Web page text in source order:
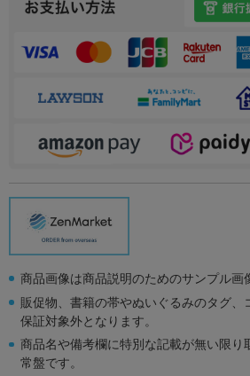
商品画像は商品説明のためのサンプル画
販促物、書籍の帯やぬいぐるみのタグ、
保証対象外となります。
商品名や備考欄に特別な記載が無い限り
常盤です。